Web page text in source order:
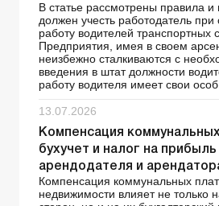
В статье рассмотрены правила
должен учесть работодатель
работу водителей транспортных
Предприятия, имея в своем
неизбежно сталкиваются с
введения в штат должности
работу водителя имеет свои
13.07.2026
Компенсация
бухучет и налог на прибыль
арендодателя и
Компенсация коммунальных
недвижимости влияет не только